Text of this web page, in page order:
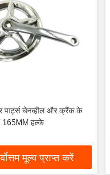
पार्ट्स चेनव्हील और क्रैंक के
165MM हल्के
मूल्य प्राप्त करें